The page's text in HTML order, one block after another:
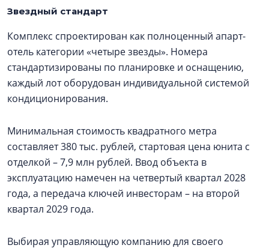
Звездный стандарт
Комплекс спроектирован как полноценный апарт-
отель категории «четыре звезды». Номера
стандартизированы по планировке и оснащению,
каждый лот оборудован индивидуальной системой
кондиционирования.
Минимальная стоимость квадратного метра
составляет 380 тыс. рублей, стартовая цена юнита с
отделкой – 7,9 млн рублей. Ввод объекта в
эксплуатацию намечен на четвертый квартал 2028
года, а передача ключей инвесторам – на второй
квартал 2029 года.
Выбирая управляющую компанию для своего